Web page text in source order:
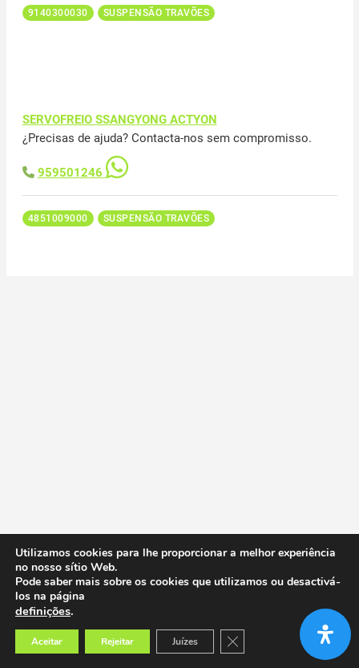
9140300030 SUSPENSÃO TRAVÕES
SERVOFREIO SSANGYONG ACTYON
¿Precisas de ajuda? Contacta-nos sem compromisso.
959501246
4851009000 SUSPENSÃO TRAVÕES
Utilizamos cookies para lhe proporcionar a melhor experiência
no nosso sítio Web.
Pode saber mais sobre os cookies que utilizamos ou desactivá-
los na página
definições.
Aceitar Rejeitar Juízes Close GDPR Cookie Banner